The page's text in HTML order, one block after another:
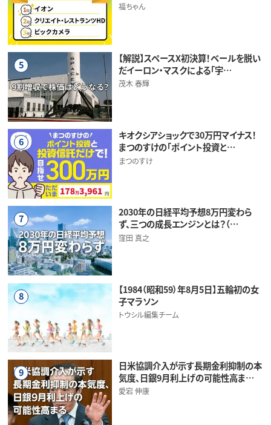
福ちゃん
5
【解説】スペースX初決算！ベールを脱い
だイーロン・マスクによる「宇…
茂木 春輝
6
キオクシアショックで30万円マイナス！
まつのすけの「ポイント投資と…
まつのすけ
7
2030年の日経平均予想8万円変わら
ず、三つの成長エンジンとは？（…
窪田 真之
8
【1984（昭和59）年8月5日】五輪初の女
子マラソン
トウシル編集チーム
9
日米協調介入が示す長期金利抑制の本
気度、日銀9月利上げの可能性高ま…
愛宕 伸康